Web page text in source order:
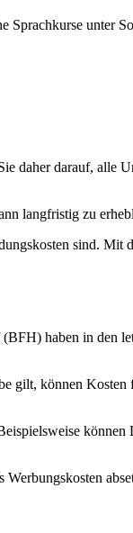
Sprachkurse unter
daher darauf, alle
langfristig zu
sind. Mit
haben in den
gilt, können
können